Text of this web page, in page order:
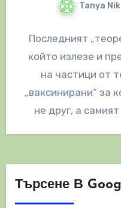
Tanya
Последният
който излезе и
на частици от
„ваксинирани“ за
не друг, а
Търсене В